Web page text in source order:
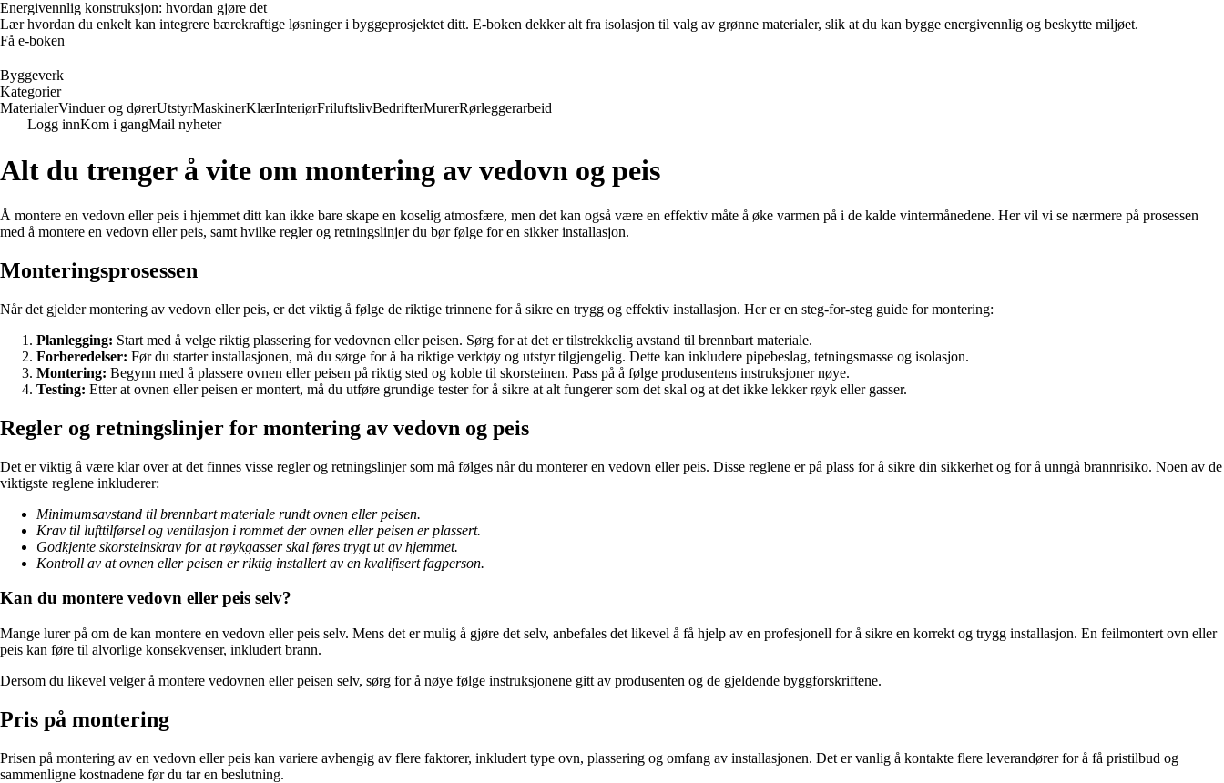
Energivennlig konstruksjon: hvordan gjøre det
Lær hvordan du enkelt kan integrere bærekraftige løsninger i byggeprosjektet ditt. E-boken dekker alt fra isolasjon til valg av grønne materialer, slik at du kan bygge energivennlig og beskytte miljøet.
Få e-boken
Byggeverk
Kategorier
MaterialerVinduer og dørerUtstyrMaskinerKlærInteriørFriluftslivBedrifterMurerRørleggerarbeid
Logg innKom i gangMail nyheter
Alt du trenger å vite om montering av vedovn og peis
Å montere en vedovn eller peis i hjemmet ditt kan ikke bare skape en koselig atmosfære, men det kan også være en effektiv måte å øke varmen på i de kalde vintermånedene. Her vil vi se nærmere på prosessen
med å montere en vedovn eller peis, samt hvilke regler og retningslinjer du bør følge for en sikker installasjon.
Monteringsprosessen
Når det gjelder montering av vedovn eller peis, er det viktig å følge de riktige trinnene for å sikre en trygg og effektiv installasjon. Her er en steg-for-steg guide for montering:
Planlegging: Start med å velge riktig plassering for vedovnen eller peisen. Sørg for at det er tilstrekkelig avstand til brennbart materiale.
Forberedelser: Før du starter installasjonen, må du sørge for å ha riktige verktøy og utstyr tilgjengelig. Dette kan inkludere pipebeslag, tetningsmasse og isolasjon.
Montering: Begynn med å plassere ovnen eller peisen på riktig sted og koble til skorsteinen. Pass på å følge produsentens instruksjoner nøye.
Testing: Etter at ovnen eller peisen er montert, må du utføre grundige tester for å sikre at alt fungerer som det skal og at det ikke lekker røyk eller gasser.
Regler og retningslinjer for montering av vedovn og peis
Det er viktig å være klar over at det finnes visse regler og retningslinjer som må følges når du monterer en vedovn eller peis. Disse reglene er på plass for å sikre din sikkerhet og for å unngå brannrisiko. Noen av de
viktigste reglene inkluderer:
Minimumsavstand til brennbart materiale rundt ovnen eller peisen.
Krav til lufttilførsel og ventilasjon i rommet der ovnen eller peisen er plassert.
Godkjente skorsteinskrav for at røykgasser skal føres trygt ut av hjemmet.
Kontroll av at ovnen eller peisen er riktig installert av en kvalifisert fagperson.
Kan du montere vedovn eller peis selv?
Mange lurer på om de kan montere en vedovn eller peis selv. Mens det er mulig å gjøre det selv, anbefales det likevel å få hjelp av en profesjonell for å sikre en korrekt og trygg installasjon. En feilmontert ovn eller
peis kan føre til alvorlige konsekvenser, inkludert brann.
Dersom du likevel velger å montere vedovnen eller peisen selv, sørg for å nøye følge instruksjonene gitt av produsenten og de gjeldende byggforskriftene.
Pris på montering
Prisen på montering av en vedovn eller peis kan variere avhengig av flere faktorer, inkludert type ovn, plassering og omfang av installasjonen. Det er vanlig å kontakte flere leverandører for å få pristilbud og
sammenligne kostnadene før du tar en beslutning.